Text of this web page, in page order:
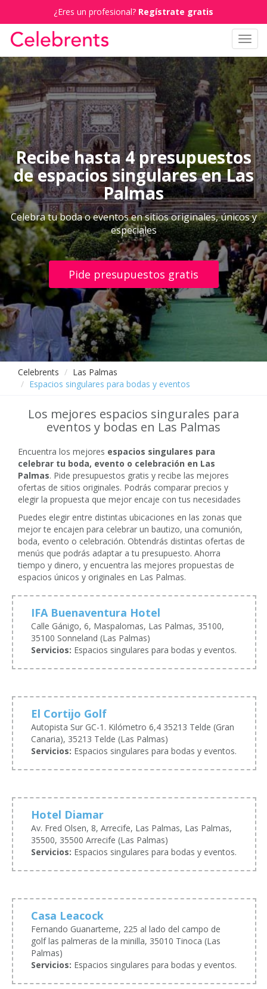
¿Eres un profesional? Regístrate gratis
Recibe hasta 4 presupuestos
de espacios singulares en Las
Palmas
Celebra tu boda o eventos en sitios originales, únicos y
especiales
Pide presupuestos gratis
Celebrents
Las Palmas
Espacios singulares para bodas y eventos
Los mejores espacios singurales para
eventos y bodas en Las Palmas
Encuentra los mejores espacios singulares para
celebrar tu boda, evento o celebración en Las
Palmas. Pide presupuestos gratis y recibe las mejores
ofertas de sitios originales. Podrás comparar precios y
elegir la propuesta que mejor encaje con tus necesidades
Puedes elegir entre distintas ubicaciones en las zonas que
mejor te encajen para celebrar un bautizo, una comunión,
boda, evento o celebración. Obtendrás distintas ofertas de
menús que podrás adaptar a tu presupuesto. Ahorra
tiempo y dinero, y encuentra las mejores propuestas de
espacios únicos y originales en Las Palmas.
IFA Buenaventura Hotel
Calle Gánigo, 6, Maspalomas, Las Palmas, 35100,
35100 Sonneland (Las Palmas)
Servicios: Espacios singulares para bodas y eventos.
El Cortijo Golf
Autopista Sur GC-1. Kilómetro 6,4 35213 Telde (Gran
Canaria), 35213 Telde (Las Palmas)
Servicios: Espacios singulares para bodas y eventos.
Hotel Diamar
Av. Fred Olsen, 8, Arrecife, Las Palmas, Las Palmas,
35500, 35500 Arrecife (Las Palmas)
Servicios: Espacios singulares para bodas y eventos.
Casa Leacock
Fernando Guanarteme, 225 al lado del campo de
golf las palmeras de la minilla, 35010 Tinoca (Las
Palmas)
Servicios: Espacios singulares para bodas y eventos.